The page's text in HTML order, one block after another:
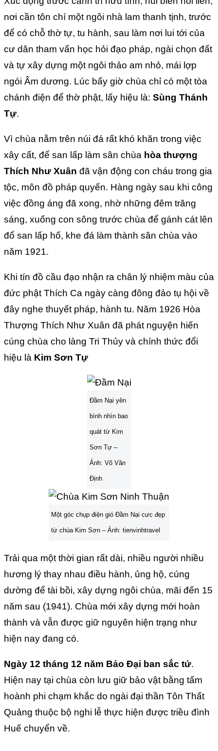
nơi cần tôn chí một ngôi nhà lam thanh tịnh, trước
để có chỗ thờ tự, tu hành, sau làm nơi lui tới của
cư dân tham vấn học hỏi đạo pháp, ngài chọn đất
và tự xây dựng một ngôi thảo am nhỏ, mái lợp
ngói Âm dương. Lúc bấy giờ chùa chỉ có một tòa
chánh điện để thờ phật, lấy hiệu là: Sùng Thánh
Tự.
Vì chùa nằm trên núi đá rất khó khăn trong việc
xây cất, để san lấp làm sân chùa hòa thượng
Thích Như Xuân đã vận động con cháu trong gia
tộc, môn đồ pháp quyến. Hàng ngày sau khi công
việc đồng áng đã xong, nhờ những đêm trăng
sáng, xuống con sông trước chùa để gánh cát lên
đổ san lấp hố, khe đá làm thành sân chùa vào
năm 1921.
Khi tín đồ cầu đạo nhận ra chân lý nhiệm màu của
đức phật Thích Ca ngày càng đông đảo tụ hội về
đây nghe thuyết pháp, hành tu. Năm 1926 Hòa
Thượng Thích Như Xuân đã phát nguyện hiến
cúng chùa cho làng Tri Thủy và chính thức đổi
hiệu là Kim Sơn Tự
Đầm Nại yên
bình nhìn bao
quát từ Kim
Sơn Tự –
Ảnh: Võ Văn
Định
Một góc chụp điện gió Đầm Nại cực đẹp
từ chùa Kim Sơn – Ảnh: tienvinhtravel
Trải qua một thời gian rất dài, nhiều người nhiều
hương lý thay nhau điều hành, ủng hộ, cúng
dường để tài bồi, xây dựng ngôi chùa, mãi đến 15
năm sau (1941). Chùa mới xây dựng mới hoàn
thành và vẫn được giữ nguyên hiện trạng như
hiện nay đang có.
Ngày 12 tháng 12 năm Bảo Đại ban sắc tứ.
Hiện nay tại chùa còn lưu giữ bảo vật bằng tấm
hoành phi chạm khắc do ngài đại thần Tôn Thất
Quảng thuộc bộ nghi lễ thực hiện được triều đình
Huế chuyển về.